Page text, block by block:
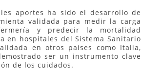
aportes ha sido el desarrollo de
validada para medir la carga
y predecir la mortalidad
en hospitales del Sistema Sanitario
en otros países como Italia,
ser un instrumento clave
de los cuidados.